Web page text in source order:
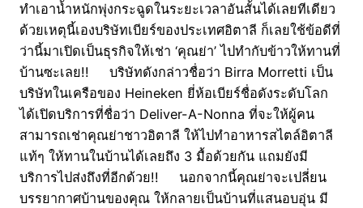
ทำเอาน้ำหนักพุ่งกระฉูดในระยะเวลาอันสั้นได้เลยทีเดียว
ด้วยเหตุนี้เองบริษัทเบียร์ของประเทศอิตาลี ก็เลยใช้ข้อดีที่
ว่านี้มาเปิดเป็นธุรกิจให้เช่า ‘คุณย่า’ ไปทำกับข้าวให้ทานที่
บ้านซะเลย!! บริษัทดังกล่าวชื่อว่า Birra Morretti เป็น
บริษัทในเครือของ Heineken ยี่ห้อเบียร์ชื่อดังระดับโลก
ได้เปิดบริการที่ชื่อว่า Deliver-A-Nonna ที่จะให้ผู้คน
สามารถเช่าคุณย่าชาวอิตาลี ให้ไปทำอาหารสไตล์อิตาลี
แท้ๆ ให้ทานในบ้านได้เลยถึง 3 มื้อด้วยกัน แถมยังมี
บริการไปส่งถึงที่อีกด้วย!! นอกจากนี้คุณย่าจะเปลี่ยน
บรรยากาศบ้านของคุณ ให้กลายเป็นบ้านที่แสนอบอุ่น มี